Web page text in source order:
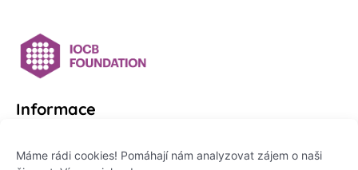
Máme rádi cookies! Pomáhají nám analyzovat zájem o naši
Informace
Platformu Zeptej se vědce provozuje: